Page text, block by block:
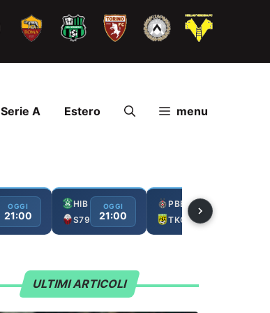
Serie A Estero menu
OGGI
21:00
HIB
S79
OGGI
21:00
PBE
TKO
OGGI
21:00
ULTIMI ARTICOLI